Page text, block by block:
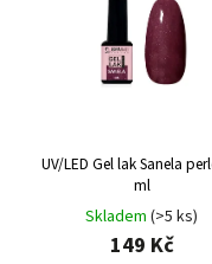
UV/LED Gel lak Sanela
ml
Skladem (>5 ks)
149 Kč